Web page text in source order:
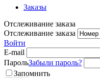
Заказы
Отслеживание заказа
Отслеживание заказа
Войти
E-mail
ПарольЗабыли пароль?
Запомнить